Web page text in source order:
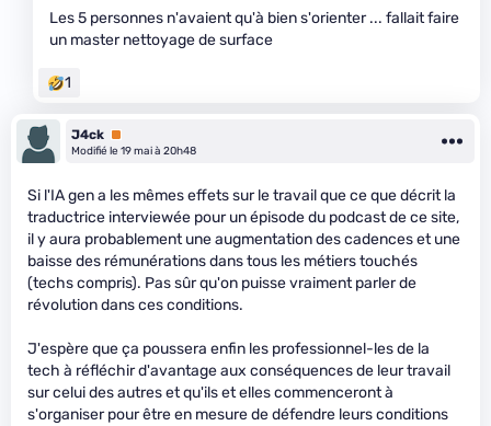
Les 5 personnes n'avaient qu'à bien s'orienter ... fallait faire
un master nettoyage de surface
1
J4ck Premium
Modifié le 19 mai à 20h48
Si l'IA gen a les mêmes effets sur le travail que ce que décrit la
traductrice interviewée pour un épisode du podcast de ce site,
il y aura probablement une augmentation des cadences et une
baisse des rémunérations dans tous les métiers touchés
(techs compris). Pas sûr qu'on puisse vraiment parler de
révolution dans ces conditions.
J'espère que ça poussera enfin les professionnel-les de la
tech à réfléchir d'avantage aux conséquences de leur travail
sur celui des autres et qu'ils et elles commenceront à
s'organiser pour être en mesure de défendre leurs conditions